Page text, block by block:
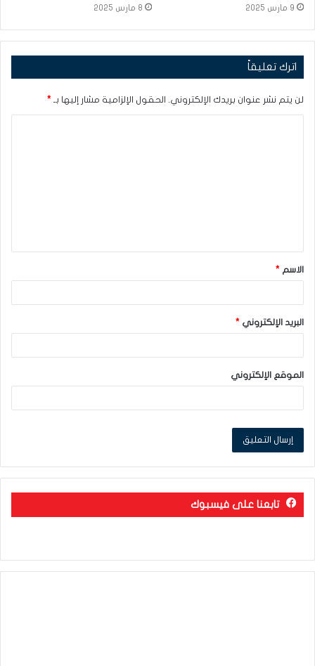
9 مارس 2025 8 مارس 2025
اترك تعليقاً
لن يتم نشر عنوان بريدك الإلكتروني. الحقول الإلزامية مشار إليها بـ *
ق
*
الاسم *
البريد الإلكتروني *
الموقع الإلكتروني
تابعنا على فيسبوك